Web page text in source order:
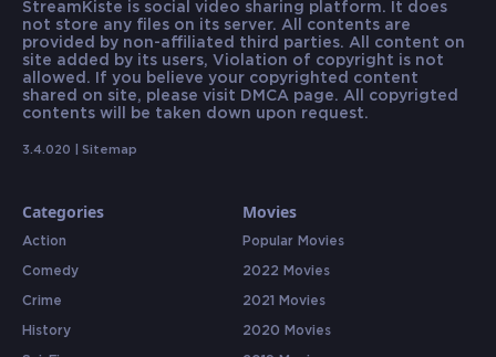
StreamKiste is social video sharing platform. It does
not store any files on its server. All contents are
provided by non-affiliated third parties. All content on
site added by its users, Violation of copyright is not
allowed. If you believe your copyrighted content
shared on site, please visit DMCA page. All copyrigted
contents will be taken down upon request.
3.4.020 | Sitemap
Categories
Action
Comedy
Crime
History
Movies
Popular Movies
2022 Movies
2021 Movies
2020 Movies